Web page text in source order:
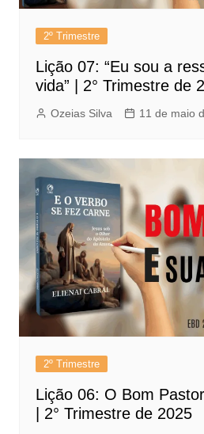
2º Trimestre
Lição 07: “Eu sou a
vida” | 2° Trimestre de
Ozeias Silva 11 de maio
2º Trimestre
Lição 06: O Bom
| 2° Trimestre de 2025